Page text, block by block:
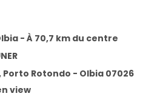
- À 70,7 km du centre
Porto Rotondo - Olbia 07026
view